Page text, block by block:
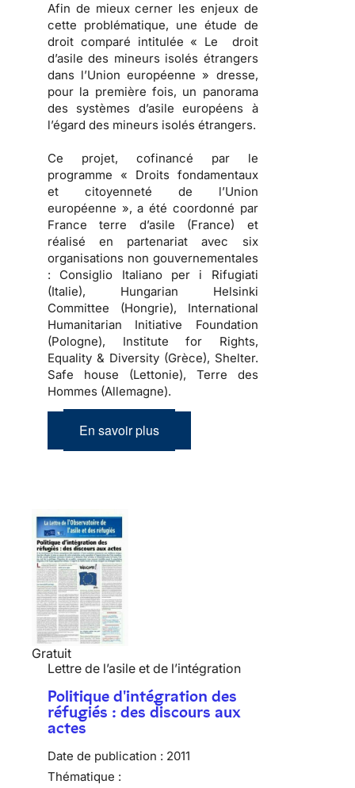
Afin de mieux cerner les enjeux de
cette problématique, une étude de
droit comparé intitulée « Le droit
d’asile des mineurs isolés étrangers
dans l’Union européenne » dresse,
pour la première fois, un panorama
des systèmes d’asile européens à
l’égard des mineurs isolés étrangers.
Ce projet, cofinancé par le
programme « Droits fondamentaux
et citoyenneté de l’Union
européenne », a été coordonné par
France terre d’asile (France) et
réalisé en partenariat avec six
organisations non gouvernementales
: Consiglio Italiano per i Rifugiati
(Italie), Hungarian Helsinki
Committee (Hongrie), International
Humanitarian Initiative Foundation
(Pologne), Institute for Rights,
Equality & Diversity (Grèce), Shelter.
Safe house (Lettonie), Terre des
Hommes (Allemagne).
En savoir plus
Gratuit
Lettre de l’asile et de l’intégration
Politique d'intégration des
réfugiés : des discours aux
actes
Date de publication : 2011
Thématique :